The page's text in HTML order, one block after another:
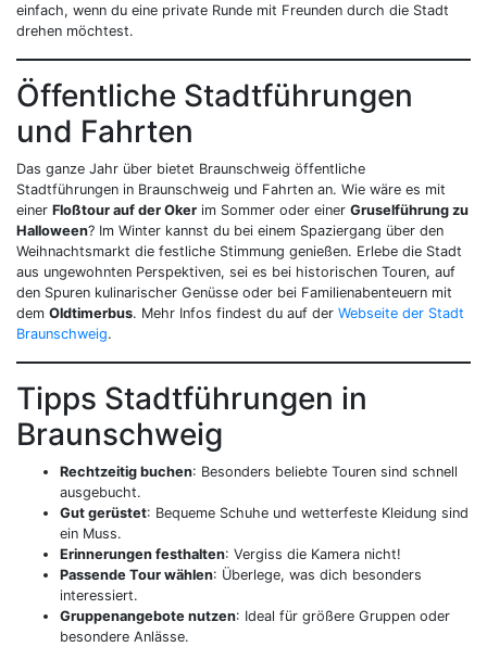
einfach, wenn du eine private Runde mit Freunden durch die Stadt
drehen möchtest.
Öffentliche Stadtführungen
und Fahrten
Das ganze Jahr über bietet Braunschweig öffentliche
Stadtführungen in Braunschweig und Fahrten an. Wie wäre es mit
einer Floßtour auf der Oker im Sommer oder einer Gruselführung zu
Halloween? Im Winter kannst du bei einem Spaziergang über den
Weihnachtsmarkt die festliche Stimmung genießen. Erlebe die Stadt
aus ungewohnten Perspektiven, sei es bei historischen Touren, auf
den Spuren kulinarischer Genüsse oder bei Familienabenteuern mit
dem Oldtimerbus. Mehr Infos findest du auf der Webseite der Stadt
Braunschweig.
Tipps Stadtführungen in
Braunschweig
Rechtzeitig buchen: Besonders beliebte Touren sind schnell
ausgebucht.
Gut gerüstet: Bequeme Schuhe und wetterfeste Kleidung sind
ein Muss.
Erinnerungen festhalten: Vergiss die Kamera nicht!
Passende Tour wählen: Überlege, was dich besonders
interessiert.
Gruppenangebote nutzen: Ideal für größere Gruppen oder
besondere Anlässe.